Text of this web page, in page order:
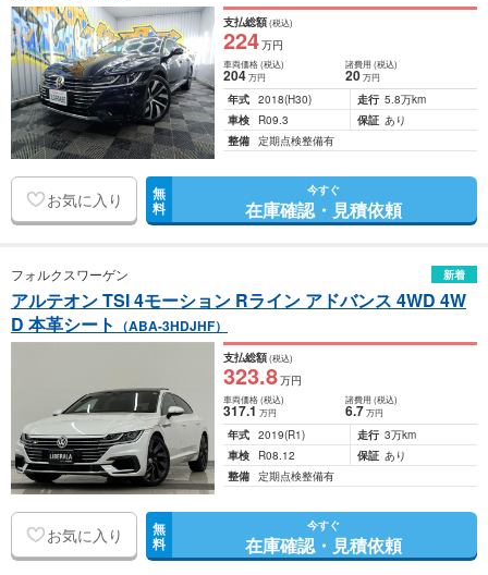
支払総額(税込)
224万円
車両価格(税込)
204万円
諸費用 (税込)
20 万円
年式 2018(H30) 走行 5.8万km
車検
R09.3 保証 あり
整備 定期点検整備有
お気に入り 無
料
今すぐ
在庫確認・見積依頼
フォルクスワーゲン 新着
アルテオン TSI 4モーション Rライン アドバンス 4WD 4W
D 本革シート （ABA-3HDJHF）
支払総額(税込)
323.8万円
車両価格(税込)
317.1万円
諸費用 (税込)
6.7 万円
年式 2019(R1) 走行 3万km
車検
R08.12 保証 あり
整備 定期点検整備有
お気に入り 無
料
今すぐ
在庫確認・見積依頼